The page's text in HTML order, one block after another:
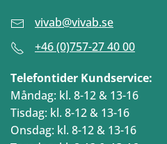
vivab@vivab.se
+46 (0)757-27 40 00
Telefontider Kundservice:
Måndag: kl. 8-12 & 13-16
Tisdag: kl. 8-12 & 13-16
Onsdag: kl. 8-12 & 13-16